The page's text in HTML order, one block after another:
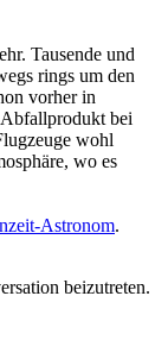
Tausende und
rings um den
vorher in
Abfallprodukt bei
wohl
wo es
Astronom.
beizutreten.